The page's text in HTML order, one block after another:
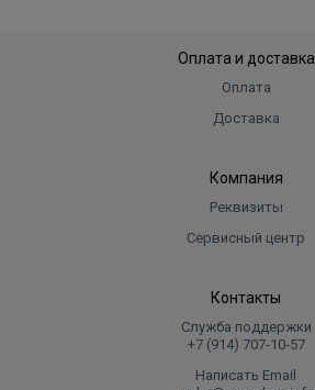
Оплата и доставка
Оплата
Доставка
Компания
Реквизиты
Сервисный центр
Контакты
Служба поддержки
+7 (914) 707‑10‑57
Написать Email